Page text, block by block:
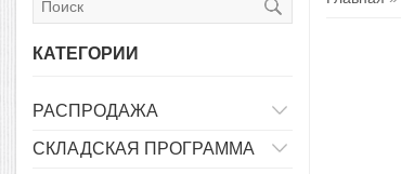
КАТЕГОРИИ
РАСПРОДАЖА
СКЛАДСКАЯ ПРОГРАММА